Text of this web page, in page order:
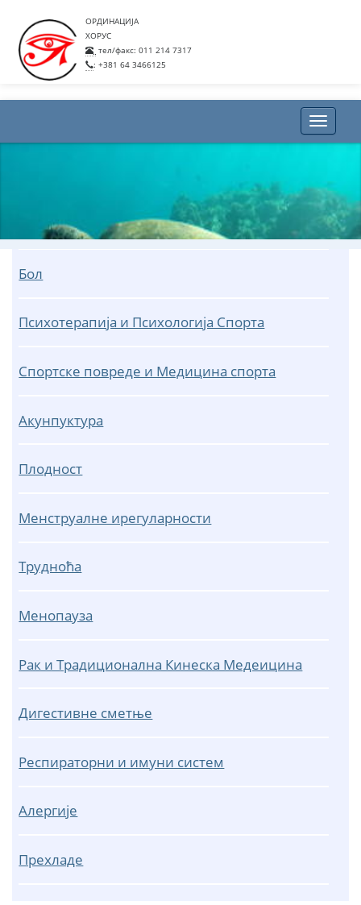
ОРДИНАЦИЈА
ХОРУС
тел/факс: 011 214 7317
: +381 64 3466125
Toggle
Бол
Психотерапија и Психологија Спорта
Спортске повреде и Медицина спорта
Акунпуктура
Плодност
Менструалне ирегуларности
Трудноћа
Менопауза
Рак и Традиционална Кинеска Медеицина
Дигестивне сметње
Респираторни и имуни систем
Алергије
Прехладе